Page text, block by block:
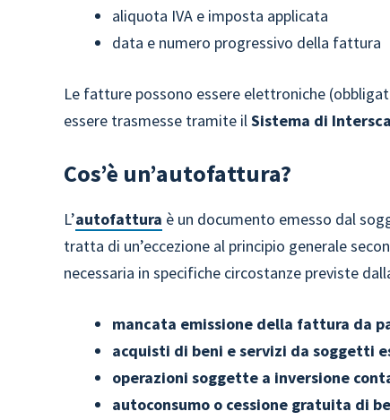
aliquota IVA e imposta applicata
data e numero progressivo della fattura
Le fatture possono essere elettroniche
essere trasmesse tramite ilSistema di
Cos’è un’autofattura?
L’autofattura è un documento emesso dal
tratta di un’eccezione al principio generale
necessaria in specifiche circostanze previste
mancata emissione della fattura da
acquisti di beni e servizi da soggetti
operazioni soggette a inversione
autoconsumo o cessione gratuita di